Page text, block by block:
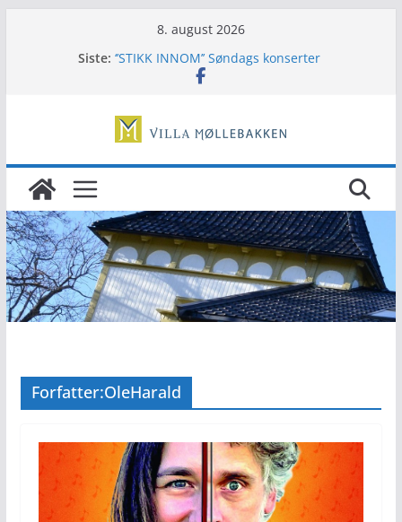
8. august 2026
Siste: ‘’STIKK INNOM’’ Søndags konserter
Musikals tapas
Tunsberg Vintage Orchestra
Hjelp oss å bevare
Forfatter:OleHarald